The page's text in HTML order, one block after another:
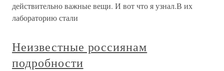
действительно важные вещи. И вот что я узнал.В их
лабораторию стали
Неизвестные россиянам
подробности